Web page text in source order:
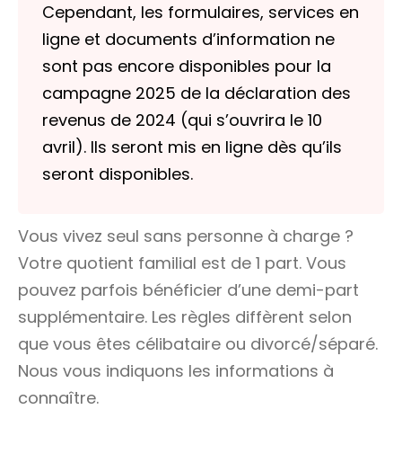
Cependant, les formulaires, services en
ligne et documents d’information ne
sont pas encore disponibles pour la
campagne 2025 de la déclaration des
revenus de 2024 (qui s’ouvrira le 10
avril). Ils seront mis en ligne dès qu’ils
seront disponibles.
Vous vivez seul sans personne à charge ?
Votre quotient familial est de 1 part. Vous
pouvez parfois bénéficier d’une demi-part
supplémentaire. Les règles diffèrent selon
que vous êtes célibataire ou divorcé/séparé.
Nous vous indiquons les informations à
connaître.